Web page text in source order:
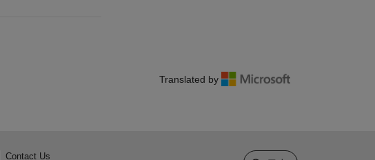
Translated by
Contact Us